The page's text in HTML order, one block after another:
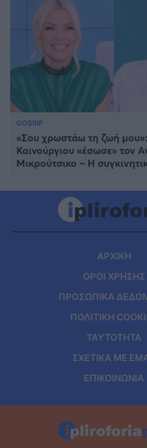
GOSSIP
«Σου χρωστάω τη ζωή
Καινούργιου «έσωσε» τον
Μικρούτσικο – Η
ΑΡΧΙΚΗ
ΟΡΟΙ ΧΡΗΣΗΣ
ΠΡΟΣΩΠΙΚΑ
ΠΟΛΙΤΙΚΗ
ΤΑΥΤΟΤΗΤΑ
ΣΧΕΤΙΚΑ ΜΕ
ΕΠΙΚΟΙΝΩΝΙΑ